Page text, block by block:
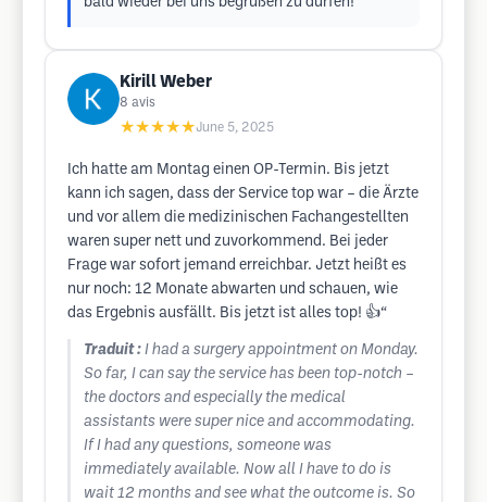
Kirill Weber
8 avis
★★★★★June 5, 2025
Ich hatte am Montag einen OP-Termin. Bis jetzt
kann ich sagen, dass der Service top war – die Ärzte
und vor allem die medizinischen Fachangestellten
waren super nett und zuvorkommend. Bei jeder
Frage war sofort jemand erreichbar. Jetzt heißt es
nur noch: 12 Monate abwarten und schauen, wie
das Ergebnis ausfällt. Bis jetzt ist alles top! 👍“
Traduit : I had a surgery appointment on Monday.
So far, I can say the service has been top-notch –
the doctors and especially the medical
assistants were super nice and accommodating.
If I had any questions, someone was
immediately available. Now all I have to do is
wait 12 months and see what the outcome is. So